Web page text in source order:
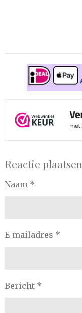
Reactie plaatsen
Naam *
E-mailadres *
Bericht *